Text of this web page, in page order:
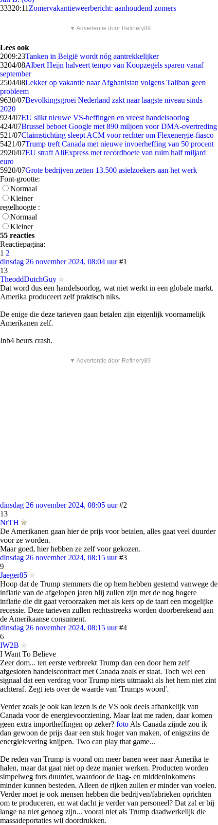
33320:11 Zomervakantieweerbericht: aanhoudend zomers
▼ Advertentie door Refinery89
Lees ook
2009:23Tanken in België wordt nóg aantrekkelijker
3204/08Albert Heijn halveert tempo van Koopzegels sparen vanaf
september
2504/08Lekker op vakantie naar Afghanistan volgens Taliban geen
probleem
9630/07Bevolkingsgroei Nederland zakt naar laagste niveau sinds
2020
924/07EU slikt nieuwe VS-heffingen en vreest handelsoorlog
424/07Brussel beboet Google met 890 miljoen voor DMA-overtreding
521/07Claimstichting sleept ACM voor rechter om Flexenergie-fiasco
5421/07Trump treft Canada met nieuwe invoerheffing van 50 procent
2920/07EU straft AliExpress met recordboete van ruim half miljard
euro
5920/07Grote bedrijven zetten 13.500 asielzoekers aan het werk
Font-grootte:
Normaal
Kleiner
regelhoogte :
Normaal
Kleiner
55 reacties
Reactiepagina:
1 2
dinsdag 26 november 2024, 08:04 uur #1
13
TheoddDutchGuy
Dat word dus een handelsoorlog, wat niet werkt in een globale markt.
Amerika produceert zelf praktisch niks.
De enige die deze tarieven gaan betalen zijn eigenlijk voornamelijk
Amerikanen zelf.
Inb4 beurs crash.
▼ Advertentie door Refinery89
dinsdag 26 november 2024, 08:05 uur #2
13
NrTH
De Amerikanen gaan hier de prijs voor betalen, alles gaat veel duurder
voor ze worden.
Maar goed, hier hebben ze zelf voor gekozen.
dinsdag 26 november 2024, 08:15 uur #3
9
Jaeger85
Hoop dat de Trump stemmers die op hem hebben gestemd vanwege de
inflatie van de afgelopen jaren blij zullen zijn met de nog hogere
inflatie die dit gaat veroorzaken met als kers op de taart een mogelijke
recessie. Deze tarieven zullen rechtsstreeks worden doorberekend aan
de Amerikaanse consument.
dinsdag 26 november 2024, 08:15 uur #4
6
IW2B
I Want To Believe
Zeer dom... ten eerste verbreekt Trump dan een door hem zelf
afgesloten handelscontract met Canada zoals er staat. Toch wel een
signaal dat een verdrag voor Trump niets uitmaakt als het hem niet zint
achteraf. Zegt iets over de waarde van 'Trumps woord'.
Verder zoals je ook kan lezen is de VS ook deels afhankelijk van
Canada voor de energievoorziening. Maar laat me raden, daar komen
geen extra importheffingen op zeker? foto Als Canada zijnde zou ik
dan gewoon de prijs daar een stuk hoger van maken, of enigszins de
energielevering knijpen. Two can play that game...
De reden van Trump is vooral om meer banen weer naar Amerika te
halen, maar dat gaat niet op deze manier werken. Producten worden
simpelweg fors duurder, waardoor de laag- en middeninkomens
minder kunnen besteden. Alleen de rijken zullen er minder van voelen.
Verder moet je ook mensen hebben die bedrijven/fabrieken oprichten
om te produceren, en wat dacht je verder van personeel? Dat zal er bij
lange na niet genoeg zijn... vooral niet als Trump daadwerkelijk die
massadeportaties wil doordrukken.